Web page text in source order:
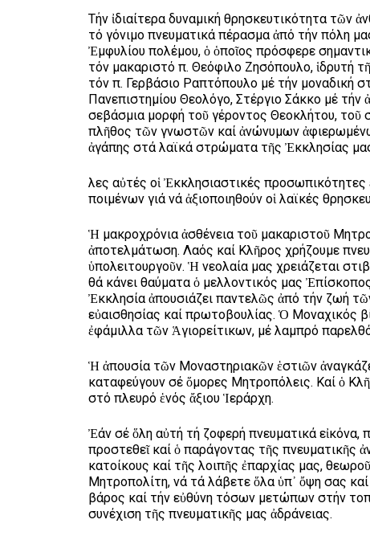
Τήν ἰδιαίτερα δυναμική θρησκευτικότητα
τό γόνιμο πνευματικά πέρασμα ἀπό τήν πόλη
Ἐμφυλίου πολέμου, ὁ ὁποῖος πρόσφερε
τόν μακαριστό π. Θεόφιλο Ζησόπουλο, ἱδρυτή
τόν π. Γερβάσιο Ραπτόπουλο μέ τήν μοναδική
Πανεπιστημίου Θεολόγο, Στέργιο Σάκκο μέ τήν
σεβάσμια μορφή τοῦ γέροντος Θεοκλήτου, τοῦ
πλῆθος τῶν γνωστῶν καί ἀνώνυμων
ἀγάπης στά λαϊκά στρώματα τῆς Ἐκκλησίας
Ὅλες αὐτές οἱ Ἐκκλησιαστικές
ποιμένων γιά νά ἀξιοποιηθούν οἱ λαϊκές
Ἡ μακροχρόνια ἀσθένεια τοῦ μακαριστοῦ
ἀποτελμάτωση. Λαός καί Κλῆρος χρήζουμε
ὑπολειτουργοῦν. Ἡ νεολαία μας χρειάζεται
θά κάνει θαύματα ὁ μελλοντικός μας
Ἐκκλησία ἀπουσιάζει παντελῶς ἀπό τήν ζωή
εὐαισθησίας καί πρωτοβουλίας. Ὁ Μοναχικός
ἐφάμιλλα τῶν Ἁγιορείτικων, μέ λαμπρό
Ἡ ἀπουσία τῶν Μοναστηριακῶν ἑστιῶν
καταφεύγουν σέ ὅμορες Μητροπόλεις. Καί ὁ
στό πλευρό ἑνός ἄξιου Ἱεράρχη.
Ἐάν σέ ὅλη αὐτή τή ζοφερή πνευματικά
προστεθεῖ καί ὁ παράγοντας τῆς πνευματικῆς
κατοίκους καί τῆς λοιπῆς ἐπαρχίας μας,
Μητροπολίτη, νά τά λάβετε ὅλα ὑπ᾽ ὄψη σας
βάρος καί τήν εὐθύνη τόσων μετώπων στήν
συνέχιση τῆς πνευματικῆς μας ἀδράνειας.